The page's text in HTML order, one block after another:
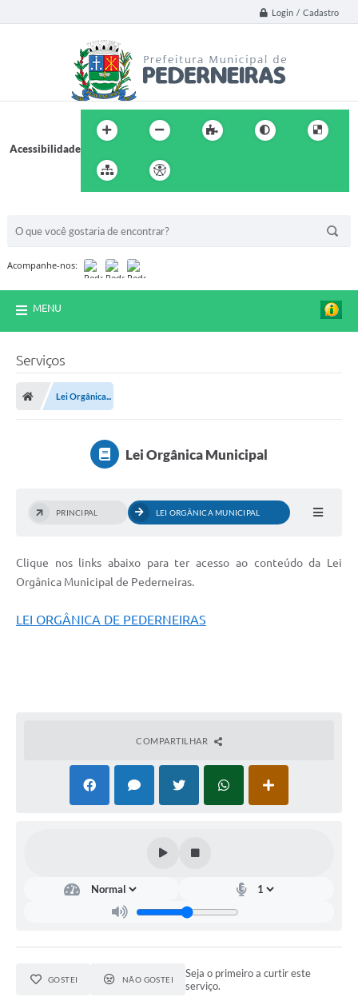
Login / Cadastro
Acessibilidade
Acompanhe-nos:
MENU
Serviços
Lei Orgânica...
Lei Orgânica Municipal
PRINCIPAL LEI ORGÂNICA MUNICIPAL
Clique nos links abaixo para ter acesso ao conteúdo da Lei
Orgânica Municipal de Pederneiras.
LEI ORGÂNICA DE PEDERNEIRAS
COMPARTILHAR
GOSTEI NÃO GOSTEI
Seja o primeiro a curtir este
serviço.